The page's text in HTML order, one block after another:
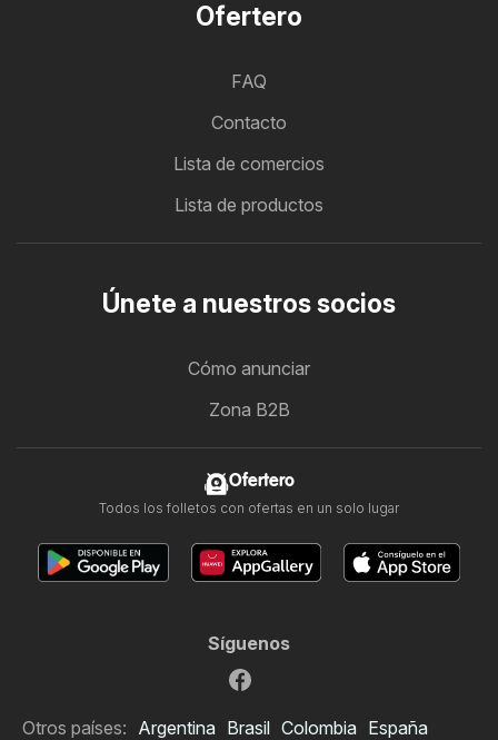
Ofertero
FAQ
Contacto
Lista de comercios
Lista de productos
Únete a nuestros socios
Cómo anunciar
Zona B2B
Ofertero
Todos los folletos con ofertas en un solo lugar
Síguenos
Otros países: Argentina Brasil Colombia España